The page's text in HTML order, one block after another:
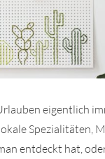
eigentlich
Spezialitäten,
entdeckt hat,